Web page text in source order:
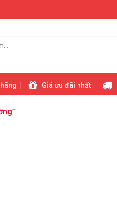
Giá ưu đãi nhất